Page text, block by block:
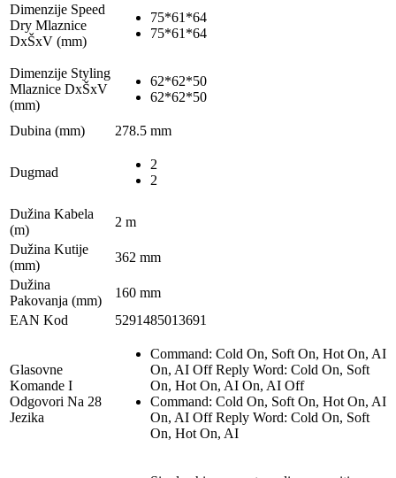
Dimenzije Speed
Dry Mlaznice
DxŠxV (mm)
75*61*64
75*61*64
Dimenzije Styling
Mlaznice DxŠxV
(mm)
62*62*50
62*62*50
Dubina (mm) 278.5 mm
Dugmad
2
2
Dužina Kabela
(m)
2 m
Dužina Kutije
(mm)
362 mm
Dužina
Pakovanja (mm)
160 mm
EAN Kod
5291485013691
Glasovne
Komande I
Odgovori Na 28
Jezika
Command: Cold On, Soft On, Hot On, AI
On, AI Off Reply Word: Cold On, Soft
On, Hot On, AI On, AI Off
Command: Cold On, Soft On, Hot On, AI
On, AI Off Reply Word: Cold On, Soft
On, Hot On, AI